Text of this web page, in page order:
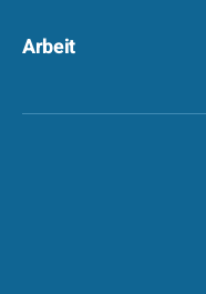
Arbeit